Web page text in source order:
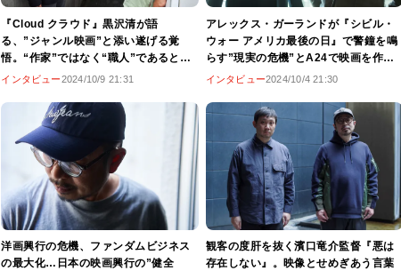
『Cloud クラウド』黒沢清が語
る、”ジャンル映画”と添い遂げる覚
悟。“作家”ではなく“職人”であると自
認する、その理由【宇野維正の「映画
インタビュー2024/10/9 21:31
アレックス・ガーランドが『シビル・
ウォー アメリカ最後の日』で警鐘を鳴
らす”現実の危機”とA24で映画を作る
理由【宇野維正の「映画のことは監督
インタビュー2024/10/4 21:30
洋画興行の危機、ファンダムビジネス
の最大化…日本の映画興行の”健全
観客の度肝を抜く濱口竜介監督『悪は
存在しない』。映像とせめぎあう言葉